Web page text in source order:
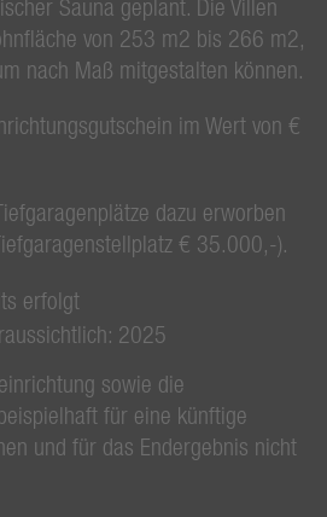
Sauna geplant. Die Villen
von 253 m2 bis 266 m2,
nach Maß mitgestalten können.
im Wert von €
dazu erworben
€ 35.000,-).
erfolgt
2025
sowie die
für eine künftige
und für das Endergebnis nicht